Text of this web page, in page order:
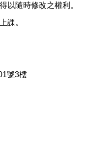
以隨時修改之權利。
課。
號3樓